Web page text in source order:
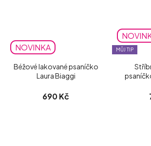
NOVINKA
Béžové lakované psaníčko
Laura Biaggi
690 Kč
MŮJ TIP